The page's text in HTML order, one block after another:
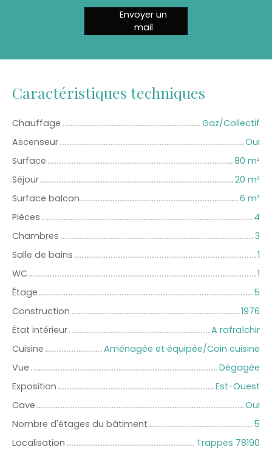
Envoyer un
mail
Caractéristiques techniques
Chauffage
Gaz/Collectif
Ascenseur
Oui
Surface
80 m²
Séjour
20 m²
Surface balcon
6 m²
Pièces
4
Chambres
3
Salle de bains
1
WC
1
Étage
5
Construction
1976
État intérieur
A rafraîchir
Cuisine
Aménagée et équipée/Coin cuisine
Vue
Dégagée
Exposition
Est-Ouest
Cave
Oui
Nombre d'étages du bâtiment
5
Localisation
Trappes 78190